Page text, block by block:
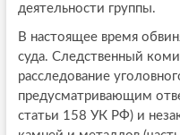
деятельности группы.
В настоящее время
суда. Следственный
расследование
предусматривающим
статьи 158 УК РФ) и